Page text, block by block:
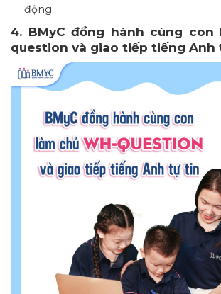
động.
4. BMyC đồng hành cùng con
question và giao tiếp tiếng Anh